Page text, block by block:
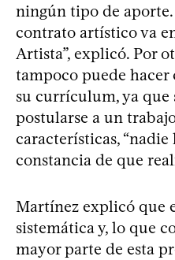
ningún tipo de
contrato artístico va
Artista”, explicó. Por
tampoco puede hacer
su currículum, ya que
postularse a un
características,
constancia de que
Martínez explicó que
sistemática y, lo que
mayor parte de esta